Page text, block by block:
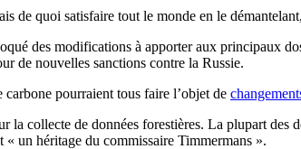
de quoi satisfaire tout le monde en le
des modifications à apporter aux principaux
de nouvelles sanctions contre la Russie.
pourraient tous faire l’objet de
la collecte de données forestières. La plupart des
un héritage du commissaire Timmermans ».